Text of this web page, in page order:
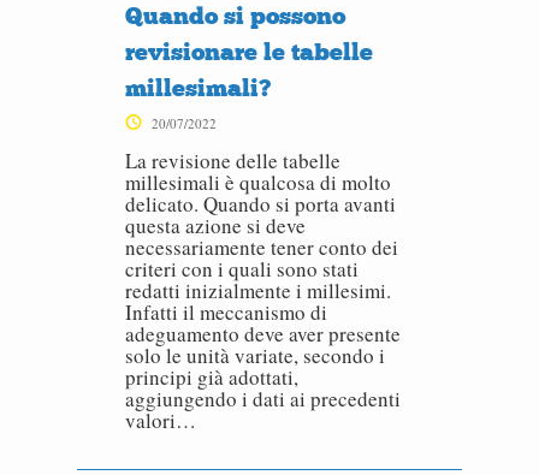
Quando si possono
revisionare le tabelle
millesimali?
20/07/2022
La revisione delle tabelle
millesimali è qualcosa di molto
delicato. Quando si porta avanti
questa azione si deve
necessariamente tener conto dei
criteri con i quali sono stati
redatti inizialmente i millesimi.
Infatti il meccanismo di
adeguamento deve aver presente
solo le unità variate, secondo i
principi già adottati,
aggiungendo i dati ai precedenti
valori…